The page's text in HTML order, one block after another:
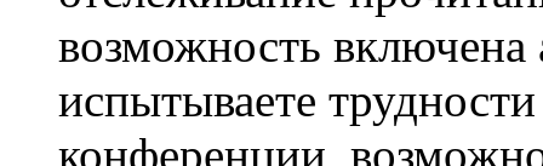
возможность
испытываете
конференции,